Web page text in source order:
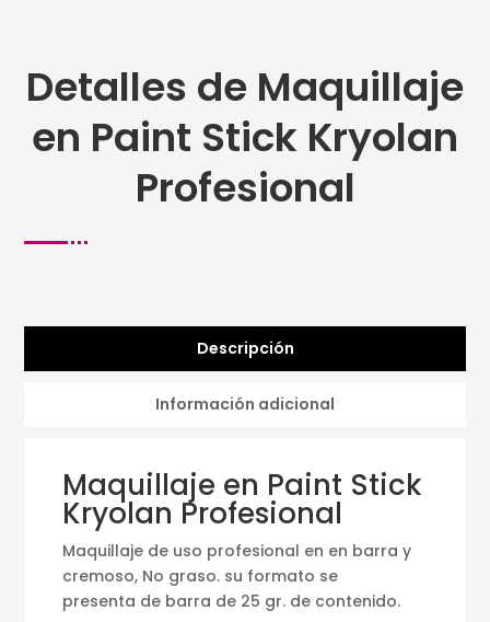
Detalles de Maquillaje
en Paint Stick Kryolan
Profesional
Descripción
Información adicional
Maquillaje en Paint Stick
Kryolan Profesional
Maquillaje de uso profesional en en barra y
cremoso, No graso. su formato se
presenta de barra de 25 gr. de contenido.